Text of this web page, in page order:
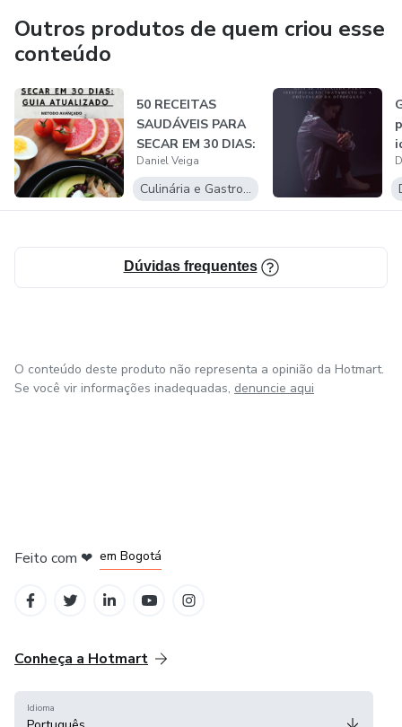
Outros produtos de quem criou esse
conteúdo
50 RECEITAS
SAUDÁVEIS PARA
SECAR EM 30 DIAS:
GUIA ATUALIZADO
Daniel Veiga
Culinária e Gastronomia
Dúvidas frequentes
O conteúdo deste produto não representa a opinião da Hotmart.
Se você vir informações inadequadas, denuncie aqui
Feito com ❤ em Bogotá
Conheça a Hotmart
Idioma